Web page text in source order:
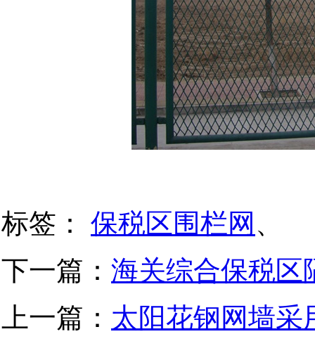
标签： 保税区围栏网 、
下一篇： 海关综合保税区
上一篇： 太阳花钢网墙采